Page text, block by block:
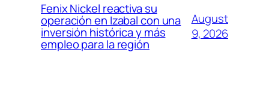
Fenix Nickel reactiva su
operación en Izabal con una
inversión histórica y más
empleo para la región
August
9, 2026